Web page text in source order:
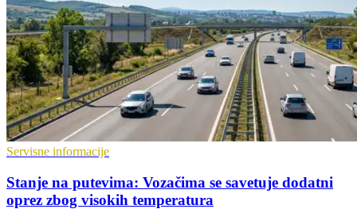
Servisne informacije
Stanje na putevima: Vozačima se savetuje dodatni
oprez zbog visokih temperatura